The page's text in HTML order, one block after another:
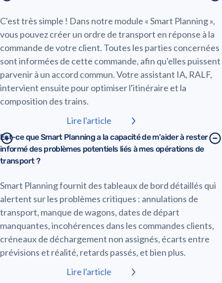
C'est très simple ! Dans notre module « Smart Planning »,
vous pouvez créer un ordre de transport en réponse à la
commande de votre client. Toutes les parties concernées
sont informées de cette commande, afin qu'elles puissent
parvenir à un accord commun. Votre assistant IA, RALF,
intervient ensuite pour optimiser l'itinéraire et la
composition des trains.
Lire l'article
Est-ce que Smart Planning a la capacité de m'aider à rester
informé des problèmes potentiels liés à mes opérations de
transport ?
Smart Planning fournit des tableaux de bord détaillés qui
alertent sur les problèmes critiques : annulations de
transport, manque de wagons, dates de départ
manquantes, incohérences dans les commandes clients,
créneaux de déchargement non assignés, écarts entre
prévisions et réalité, retards passés, et bien plus.
Lire l'article